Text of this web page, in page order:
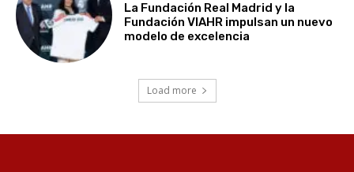
La Fundación Real Madrid y la
Fundación VIAHR impulsan un nuevo
modelo de excelencia
Load more